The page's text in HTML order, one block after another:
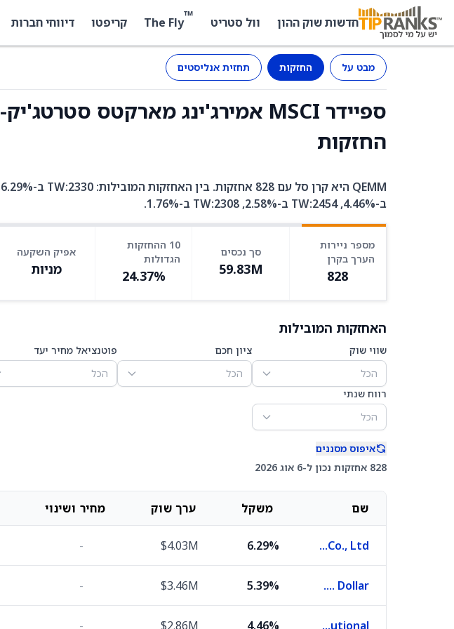
חדשות שוק ההון וול סטריט ™
The Fly קריפטו דיווחי חברות
מבט על החזקות תחזית אנליסטים
החזקות
ב-4.46%, TW:2454 ב-2.58%, TW:2308 ב-1.76%.
מספר ניירות
הערך בקרן
828
סך נכסים
59.83M
10 ההחזקות
הגדולות
24.37%
אפיק השקעה
מניות
האחזקות המובילות
שווי שוק
הכל
ציון חכם
הכל
פוטנציאל מחיר יעד
הכל
רווח שנתי
הכל
איפוס מסננים
828 אחזקות נכון ל-6 אוג 2026
שם משקל ערך שוק מחיר ושינוי
Taiwan Semiconductor Manufacturing Co., Ltd.
6.29%
$4.03M
-
U.S. Dollar
5.39%
$3.46M
-
State Street Institutional Investment Trust US Government Money Market Fund Institutional
4.46%
$2.86M
-